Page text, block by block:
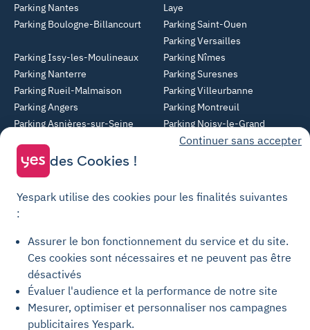
Parking Nantes
Parking Boulogne-Billancourt
Laye
Parking Saint-Ouen
Parking Versailles
Parking Issy-les-Moulineaux
Parking Nanterre
Parking Rueil-Malmaison
Parking Angers
Parking Asnières-sur-Seine
Parking Courbevoie
Parking Metz
Parking Nîmes
Parking Suresnes
Parking Villeurbanne
Parking Montreuil
Parking Noisy-le-Grand
Parking Clermont-Ferrand
Yespark SAS, titulaire de la carte pro n°CPI 7501 2017 000 019 582 portant
les mentions "Gestion Immobilière" et "Transaction" délivrée par la CCI de
Conditions générales de vente Stationnement
Conditions générales de vente Recharge
Continuer sans accepter
des Cookies !
Yespark utilise des cookies pour les finalités suivantes
:
Assurer le bon fonctionnement du service et du site.
Ces cookies sont nécessaires et ne peuvent pas être
désactivés
Évaluer l'audience et la performance de notre site
Mesurer, optimiser et personnaliser nos campagnes
publicitaires Yespark.